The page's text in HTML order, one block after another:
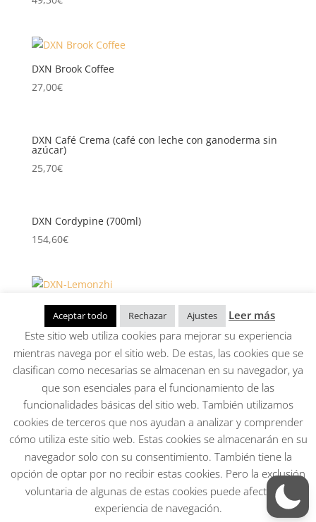
DXN Brook Coffee
27,00€
DXN Café Crema (café con leche con ganoderma sin
azúcar)
25,70€
DXN Cordypine (700ml)
154,60€
DXN Lemonzhi – Té con limón con ganoderma
20,10€
1 2 3 4 →
Aviso Legal, Política de privacidad, Condiciones
generales, cookies
Mi cuenta
Todos los derechos reservados. Página creada por
Andrea Papp
Aceptar todo Rechazar Ajustes
Leer más
Este sitio web utiliza cookies para mejorar su experiencia
mientras navega por el sitio web. De estas, las cookies que se
clasifican como necesarias se almacenan en su navegador, ya
que son esenciales para el funcionamiento de las
funcionalidades básicas del sitio web. También utilizamos
cookies de terceros que nos ayudan a analizar y comprender
cómo utiliza este sitio web. Estas cookies se almacenarán en su
navegador solo con su consentimiento. También tiene la
opción de optar por no recibir estas cookies. Pero la exclusión
voluntaria de algunas de estas cookies puede afectar su
experiencia de navegación.